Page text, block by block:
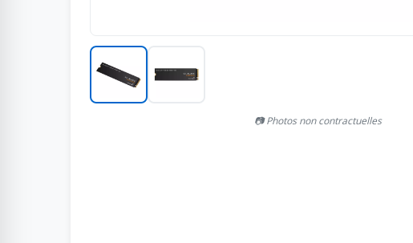
📷 Photos non contractuelles